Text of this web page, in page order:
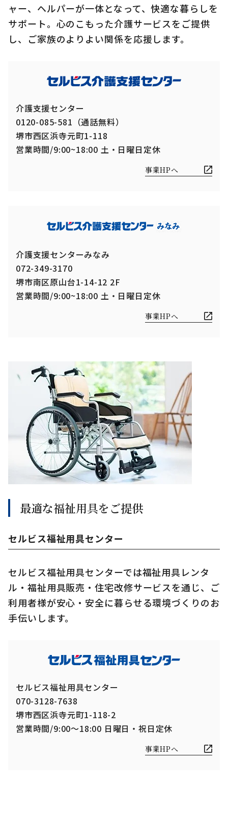
ャー、ヘルパーが一体となって、快適な暮らしを
サポート。心のこもった介護サービスをご提供
し、ご家族のよりよい関係を応援します。
介護支援センター
0120-085-581（通話無料）
堺市西区浜寺元町1-118
営業時間/9:00~18:00 土・日曜日定休
事業HPへ
介護支援センターみなみ
072-349-3170
堺市南区原山台1-14-12 2F
営業時間/9:00~18:00 土・日曜日定休
事業HPへ
最適な福祉用具をご提供
セルビス福祉用具センター
セルビス福祉用具センターでは福祉用具レンタ
ル・福祉用具販売・住宅改修サービスを通じ、ご
利用者様が安心・安全に暮らせる環境づくりのお
手伝いします。
セルビス福祉用具センター
070-3128-7638
堺市西区浜寺元町1-118-2
営業時間/9:00～18:00 日曜日・祝日定休
事業HPへ